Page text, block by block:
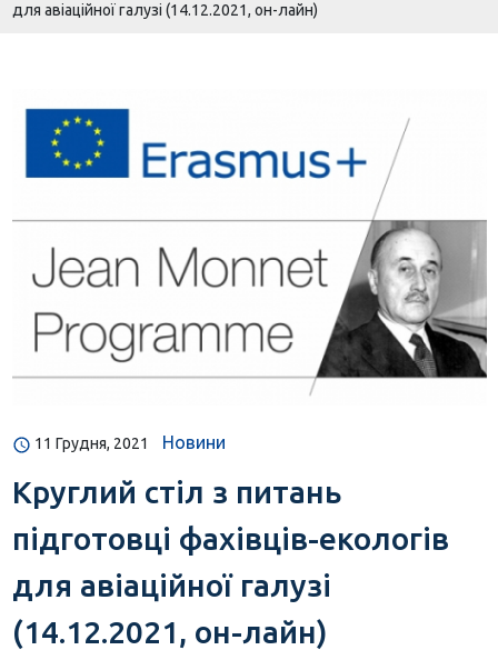
для авіаційної галузі (14.12.2021, он-лайн)
11 Грудня, 2021 Новини
Круглий стіл з питань
підготовці фахівців-екологів
для авіаційної галузі
(14.12.2021, он-лайн)